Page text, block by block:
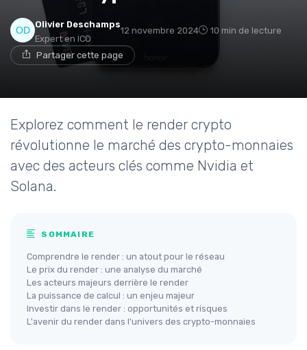
Olivier Deschamps
Expert en ICO
12 novembre 2024 10 min de lecture
Partager cette page
Explorez comment le render crypto
révolutionne le marché des crypto-monnaies
avec des acteurs clés comme Nvidia et
Solana.
SOMMAIRE
Comprendre le render : un atout pour le réseau
Le prix du render : une analyse du marché
Les acteurs majeurs derrière le render
La puissance de calcul : un enjeu majeur
Investir dans le render : opportunités et risques
L'avenir du render dans l'univers des crypto-monnaies